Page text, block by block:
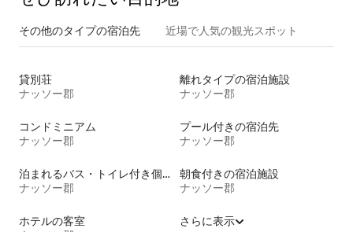
その他のタ⁠イ⁠プ⁠の宿⁠泊⁠先 近場で人気の観光スポット
貸別荘
ナッソー郡
離れタイプの宿泊施設
ナッソー郡
コンドミニアム
ナッソー郡
プール付きの宿泊先
ナッソー郡
泊まれるバス・トイレ付き個室
ナッソー郡
朝食付きの宿泊施設
ナッソー郡
ホテルの客室
さらに表示